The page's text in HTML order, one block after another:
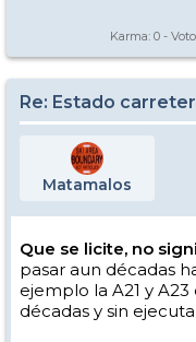
Karma: 0 -
Re: Estado
Matamalos
Que se licite, no
pasar aun décadas
ejemplo la A21 y
décadas y sin